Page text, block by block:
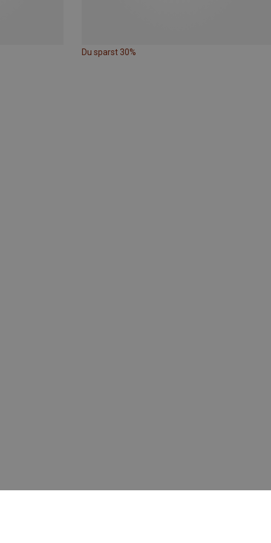
Du sparst 30%